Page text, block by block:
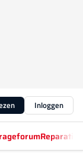
Inloggen